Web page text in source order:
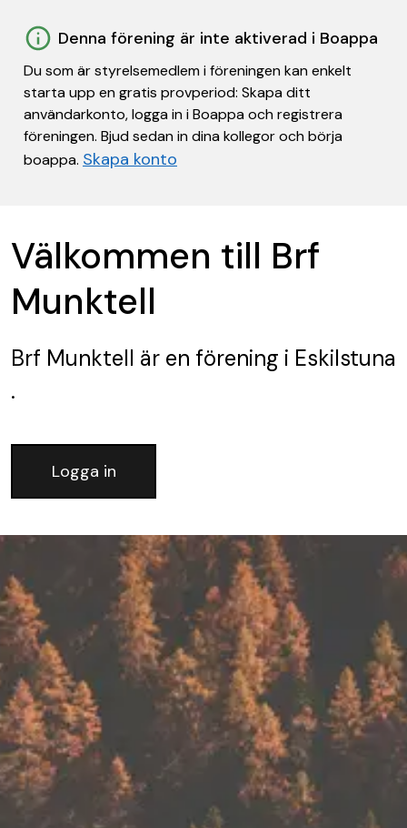
Denna förening är inte aktiverad i Boappa
Du som är styrelsemedlem i föreningen kan enkelt
starta upp en gratis provperiod: Skapa ditt
användarkonto, logga in i Boappa och registrera
föreningen. Bjud sedan in dina kollegor och börja
boappa. Skapa konto
Välkommen till Brf
Munktell
Brf Munktell är en förening i Eskilstuna
.
Logga in